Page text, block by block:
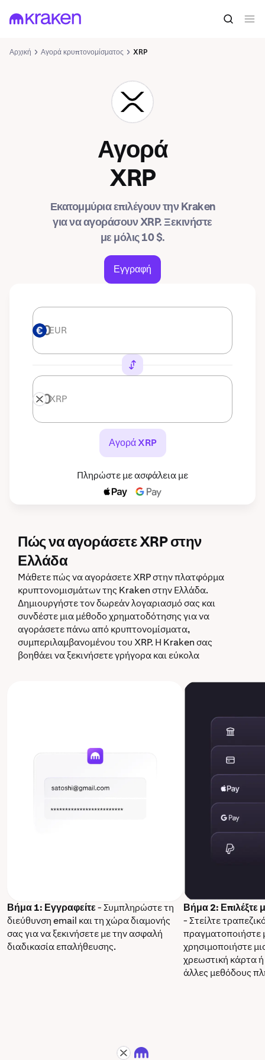
Αρχική Αγορά κρυπτονομίσματος XRP
XRP
Αγορά
XRP
Εκατομμύρια επιλέγουν την Kraken
για να αγοράσουν XRP. Ξεκινήστε
με μόλις 10 $.
Εγγραφή
EUR EUR
XRP XRP
Αγορά XRP
Πληρώστε με ασφάλεια με
Πώς να αγοράσετε XRP στην
Ελλάδα
Μάθετε πώς να αγοράσετε XRP στην πλατφόρμα
κρυπτονομισμάτων της Kraken στην Ελλάδα.
Δημιουργήστε τον δωρεάν λογαριασμό σας και
συνδέστε μια μέθοδο χρηματοδότησης για να
αγοράσετε πάνω από κρυπτονομίσματα,
συμπεριλαμβανομένου του XRP. Η Kraken σας
βοηθάει να ξεκινήσετε γρήγορα και εύκολα
Βήμα 1: Εγγραφείτε- Συμπληρώστε τη
διεύθυνση email και τη χώρα διαμονής
σας για να ξεκινήσετε με την ασφαλή
διαδικασία επαλήθευσης.
Βήμα 2: Επιλέξτε
- Στείλτε
πραγματοποιήστε
χρησιμοποιήστε
χρεωστική κάρτα
άλλες μεθόδους
XRP